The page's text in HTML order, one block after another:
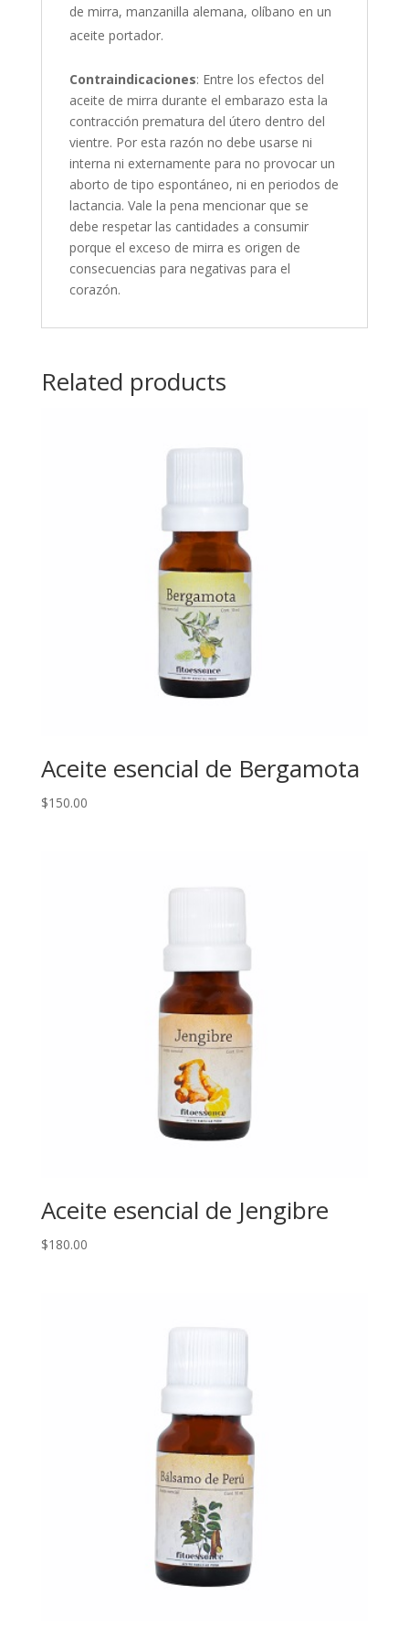
de mirra, manzanilla alemana, olíbano en un
aceite portador.
Contraindicaciones: Entre los efectos del
aceite de mirra durante el embarazo esta la
contracción prematura del útero dentro del
vientre. Por esta razón no debe usarse ni
interna ni externamente para no provocar un
aborto de tipo espontáneo, ni en periodos de
lactancia. Vale la pena mencionar que se
debe respetar las cantidades a consumir
porque el exceso de mirra es origen de
consecuencias para negativas para el
corazón.
Related products
Aceite esencial de Bergamota
$150.00
Aceite esencial de Jengibre
$180.00